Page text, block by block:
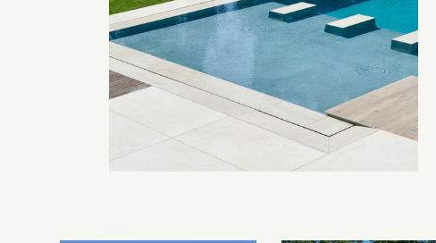
immergée, débordement.